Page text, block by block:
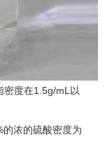
密度在1.5g/mL以
浓的硫酸密度为